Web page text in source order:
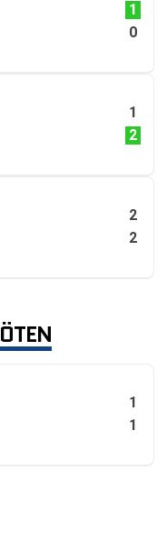
1
0
1
2
2
2
1
1